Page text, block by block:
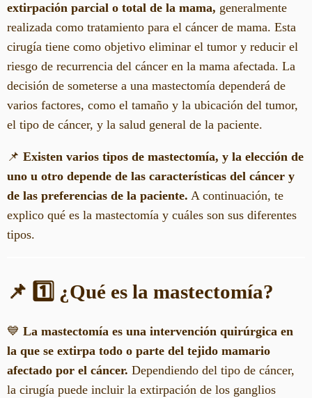
extirpación parcial o total de la mama, generalmente
realizada como tratamiento para el cáncer de mama. Esta
cirugía tiene como objetivo eliminar el tumor y reducir el
riesgo de recurrencia del cáncer en la mama afectada. La
decisión de someterse a una mastectomía dependerá de
varios factores, como el tamaño y la ubicación del tumor,
el tipo de cáncer, y la salud general de la paciente.
📌 Existen varios tipos de mastectomía, y la elección de
uno u otro depende de las características del cáncer y
de las preferencias de la paciente. A continuación, te
explico qué es la mastectomía y cuáles son sus diferentes
tipos.
📌 1️⃣ ¿Qué es la mastectomía?
💙 La mastectomía es una intervención quirúrgica en
la que se extirpa todo o parte del tejido mamario
afectado por el cáncer. Dependiendo del tipo de cáncer,
la cirugía puede incluir la extirpación de los ganglios